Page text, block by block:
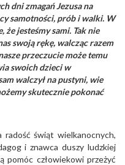
dni zmagań Jezusa na
samotności, prób i walki. W
że jesteśmy sami. Tak nie
swoją rękę, walcząc razem
przeczucie może temu
swoich dzieci w
walczył na pustyni, wie
skutecznie pokonać
świąt wielkanocnych,
i znawca duszy ludzkiej
pomóc człowiekowi przeżyć